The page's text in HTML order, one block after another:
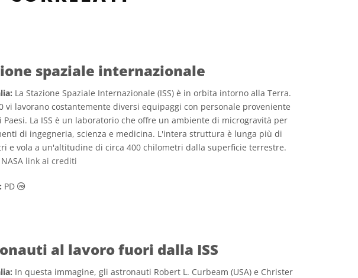
spaziale internazionale
La Stazione Spaziale Internazionale (ISS) è in orbita intorno alla Terra.
vi lavorano costantemente diversi equipaggi con personale proveniente
Paesi. La ISS è un laboratorio che offre un ambiente di microgravità per
di ingegneria, scienza e medicina. L'intera struttura è lunga più di
e vola a un'altitudine di circa 400 chilometri dalla superficie terrestre.
NASA link ai crediti
PD Dominio Pubblico icone
al lavoro fuori dalla ISS
In questa immagine, gli astronauti Robert L. Curbeam (USA) e Christer